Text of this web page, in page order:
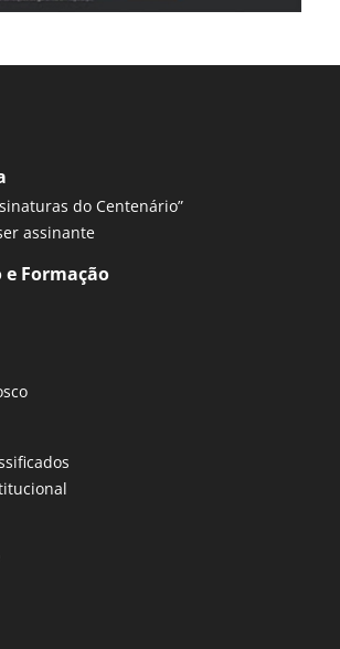
do Centenário”
assinante
e Formação